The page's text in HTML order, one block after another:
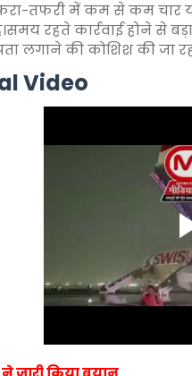
तफरी में कम से कम चार
रहते कार्रवाई होने से
लगाने की कोशिश की जा
Video